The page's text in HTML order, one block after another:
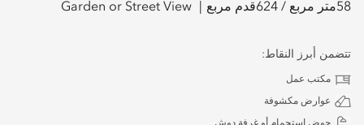
58متر مربع / 624قدم مربع Garden or Street View
تتضمن أبرز النقاط:
مكتب عمل
عوارض مكشوفة